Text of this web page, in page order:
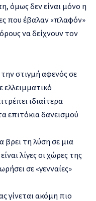
όμως δεν είναι μόνο η
που έβαλαν «πλαφόν»
να δείχνουν τον
στιγμή αφενός σε
ελλειμματικό
ιδιαίτερα
επιτόκια δανεισμού
βρει τη λύση σε μια
λίγες οι χώρες της
σε «γενναίες»
γίνεται ακόμη πιο